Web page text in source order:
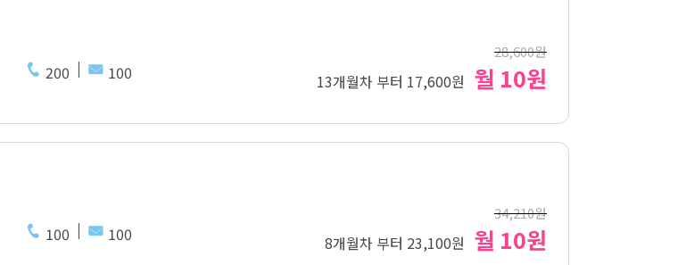
28,600원
200 100 13개월차 부터 17,600원 월 10원
34,210원
100 100 8개월차 부터 23,100원 월 10원